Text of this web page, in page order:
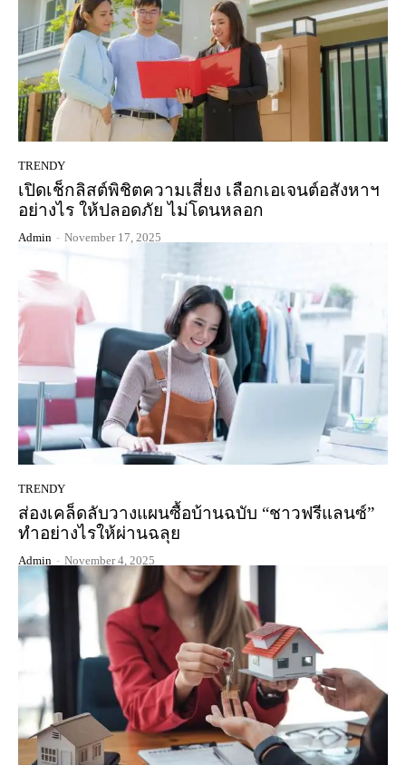
TRENDY
เปิดเช็กลิสต์พิชิตความเสี่ยง เลือกเอเจนต์อสังหาฯ
อย่างไร ให้ปลอดภัย ไม่โดนหลอก
Admin - November 17, 2025
TRENDY
ส่องเคล็ดลับวางแผนซื้อบ้านฉบับ “ชาวฟรีแลนซ์”
ทำอย่างไรให้ผ่านฉลุย
Admin - November 4, 2025